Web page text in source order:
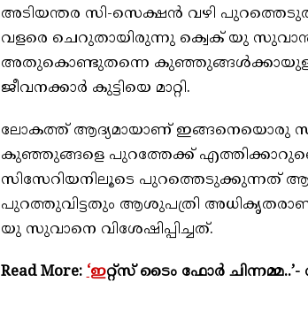
അടിയന്തര സി-സെക്ഷൻ വഴി
വളരെ ചെറുതായിരുന്നു ക്വെക് യു സുവാൻ.
അതുകൊണ്ടുതന്നെ
ജീവനക്കാർ കുട്ടിയെ മാറ്റി.
ലോകത്ത് ആദ്യമായാണ് ഇങ്ങനെയൊരു
കുഞ്ഞുങ്ങളെ പുറത്തേക്ക്
സിസേറിയനിലൂടെ പുറത്തെടുക്കുന്നത്
പുറത്തുവിട്ടതും ആശുപത്രി
യു സുവാനെ വിശേഷിപ്പിച്ചത്.
Read More:‘ഇറ്റ്സ് ടൈം ഫോർ